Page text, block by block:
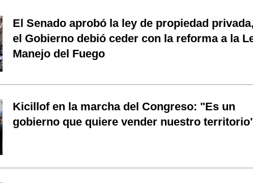
El Senado aprobó la ley de propiedad
el Gobierno debió ceder con la reforma a la
Manejo del Fuego
Kicillof en la marcha del Congreso: "Es un
gobierno que quiere vender nuestro